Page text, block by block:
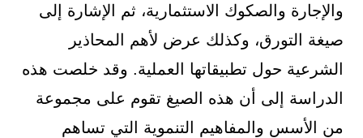
والإجارة والصكوك الاستثمارية، ثم الإشارة إلى
صيغة التورق، وكذلك عرض لأهم المحاذير
الشرعية حول تطبيقاتها العملية. وقد خلصت هذه
الدراسة إلى أن هذه الصيغ تقوم على مجموعة
من الأسس والمفاهيم التنموية التي تساهم